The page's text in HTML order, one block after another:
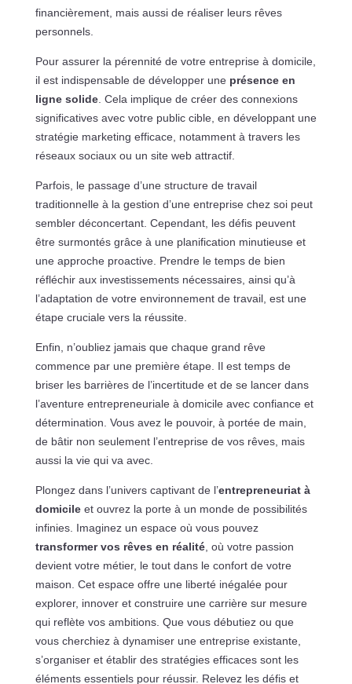
financièrement, mais aussi de réaliser leurs rêves
personnels.
Pour assurer la pérennité de votre entreprise à domicile,
il est indispensable de développer une présence en
ligne solide. Cela implique de créer des connexions
significatives avec votre public cible, en développant une
stratégie marketing efficace, notamment à travers les
réseaux sociaux ou un site web attractif.
Parfois, le passage d’une structure de travail
traditionnelle à la gestion d’une entreprise chez soi peut
sembler déconcertant. Cependant, les défis peuvent
être surmontés grâce à une planification minutieuse et
une approche proactive. Prendre le temps de bien
réfléchir aux investissements nécessaires, ainsi qu’à
l’adaptation de votre environnement de travail, est une
étape cruciale vers la réussite.
Enfin, n’oubliez jamais que chaque grand rêve
commence par une première étape. Il est temps de
briser les barrières de l’incertitude et de se lancer dans
l’aventure entrepreneuriale à domicile avec confiance et
détermination. Vous avez le pouvoir, à portée de main,
de bâtir non seulement l’entreprise de vos rêves, mais
aussi la vie qui va avec.
Plongez dans l’univers captivant de l’entrepreneuriat à
domicileet ouvrez la porte à un monde de possibilités
infinies. Imaginez un espace où vous pouvez
transformer vos rêves en réalité, où votre passion
devient votre métier, le tout dans le confort de votre
maison. Cet espace offre une liberté inégalée pour
explorer, innover et construire une carrière sur mesure
qui reflète vos ambitions. Que vous débutiez ou que
vous cherchiez à dynamiser une entreprise existante,
s’organiser et établir des stratégies efficaces sont les
éléments essentiels pour réussir. Relevez les défis et